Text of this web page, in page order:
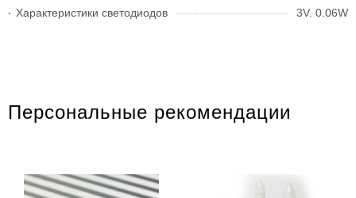
Характеристики светодиодов
3V. 0.06W
Персональные рекомендации